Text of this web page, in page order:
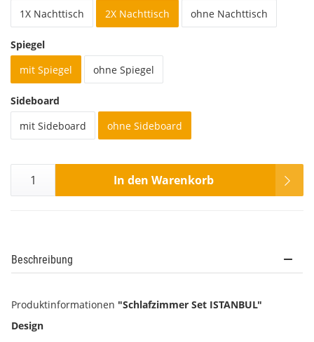
1X Nachttisch
2X Nachttisch ohne Nachttisch
Spiegel
mit Spiegel
ohne Spiegel
Sideboard
mit Sideboard
ohne Sideboard
In den Warenkorb
Beschreibung
Produktinformationen "Schlafzimmer Set ISTANBUL"
Design